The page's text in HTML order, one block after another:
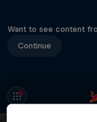
Want to see content
Continue